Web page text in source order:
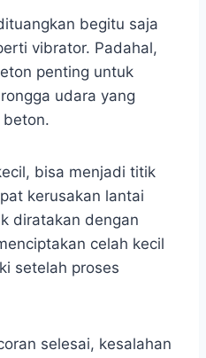
begitu saja
vibrator. Padahal,
penting untuk
udara yang
bisa menjadi titik
kerusakan lantai
diratakan dengan
celah kecil
setelah proses
selesai, kesalahan